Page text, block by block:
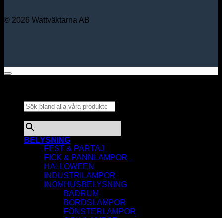
© 2026 Wattväktarna AB
BELYSNING
FEST & PARTAJ
FICK & PANNLAMPOR
HALLOWEEN
INDUSTRILAMPOR
INOMHUSBELYSNING
BADRUM
BORDSLAMPOR
FÖNSTERLAMPOR